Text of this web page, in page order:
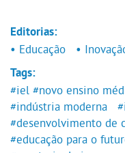
Editorias:
• Educação
•
Tags:
#iel #novo ensino
#indústria moderna
#desenvolvimento de
#educação para o